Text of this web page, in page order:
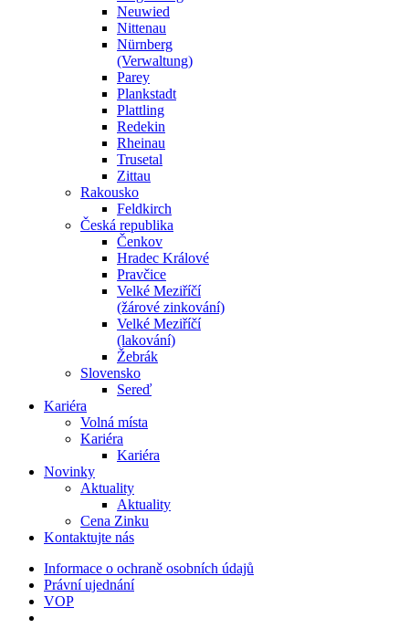
Neuwied
Nittenau
Nürnberg
(Verwaltung)
Parey
Plankstadt
Plattling
Redekin
Rheinau
Trusetal
Zittau
Rakousko
Feldkirch
Česká republika
Čenkov
Hradec Králové
Pravčice
Velké Meziříčí
(žárové zinkování)
Velké Meziříčí
(lakování)
Žebrák
Slovensko
Sereď
Kariéra
Volná místa
Kariéra
Kariéra
Novinky
Aktuality
Aktuality
Cena Zinku
Kontaktujte nás
Informace o ochraně osobních údajů
Právní ujednání
VOP